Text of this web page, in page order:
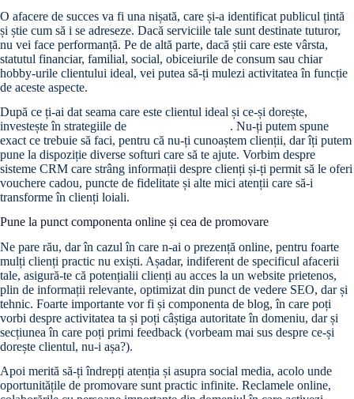
O afacere de succes va fi una nișată, care și-a identificat publicul țintă
și știe cum să i se adreseze. Dacă serviciile tale sunt destinate tuturor,
nu vei face performanță. Pe de altă parte, dacă știi care este vârsta,
statutul financiar, familial, social, obiceiurile de consum sau chiar
hobby-urile clientului ideal, vei putea să-ți mulezi activitatea în funcție
de aceste aspecte.
După ce ți-ai dat seama care este clientul ideal și ce-și dorește,
investește în strategiile de
. Nu-ți putem spune
exact ce trebuie să faci, pentru că nu-ți cunoaștem clienții, dar îți putem
pune la dispoziție diverse softuri care să te ajute. Vorbim despre
sisteme CRM care strâng informații despre clienți și-ți permit să le oferi
vouchere cadou, puncte de fidelitate și alte mici atenții care să-i
transforme în clienți loiali.
Pune la punct componenta online și cea de promovare
Ne pare rău, dar în cazul în care n-ai o prezență online, pentru foarte
mulți clienți practic nu exiști. Așadar, indiferent de specificul afacerii
tale, asigură-te că potențialii clienți au acces la un website prietenos,
plin de informații relevante, optimizat din punct de vedere SEO, dar și
tehnic. Foarte importante vor fi și componenta de blog, în care poți
vorbi despre activitatea ta și poți câștiga autoritate în domeniu, dar și
secțiunea în care poți primi feedback (vorbeam mai sus despre ce-și
dorește clientul, nu-i așa?).
Apoi merită să-ți îndrepți atenția și asupra social media, acolo unde
oportunitățile de promovare sunt practic infinite. Reclamele online,